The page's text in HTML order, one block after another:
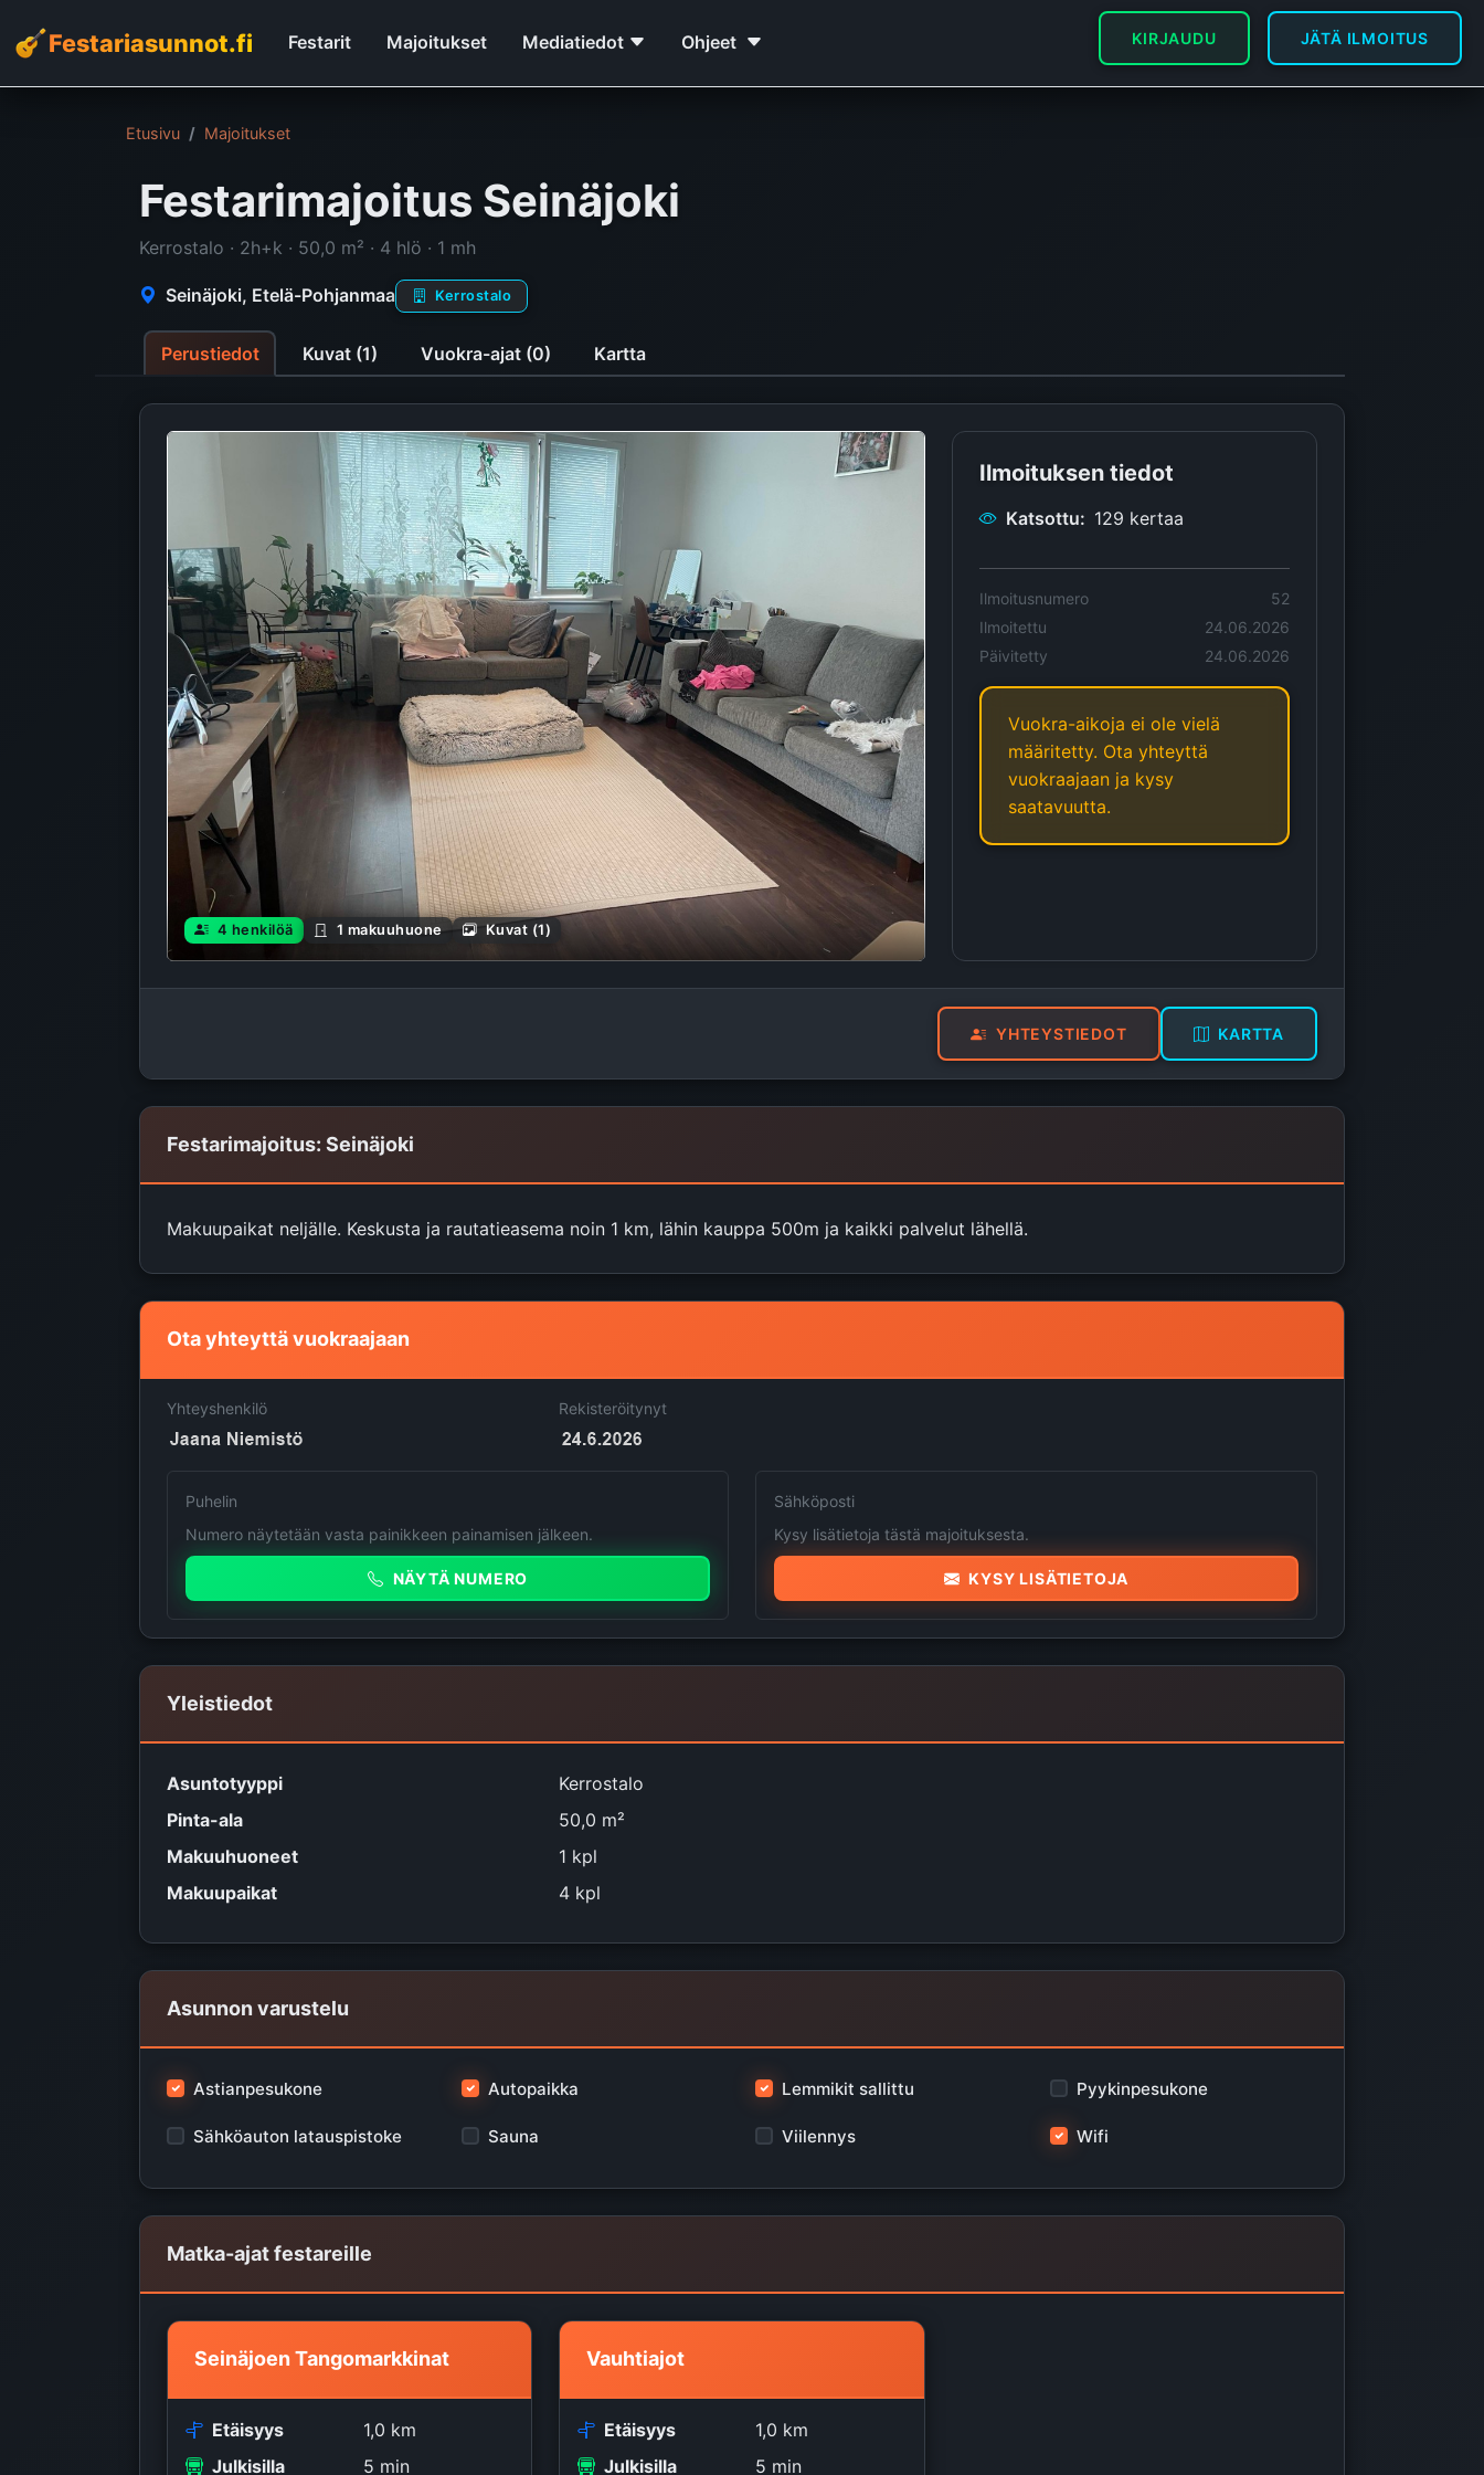
Festariasunnot.fi Festarit Majoitukset Mediatiedot Ohjeet KIRJAUDU JÄTÄ ILMOITUS
Etusivu Majoitukset
Festarimajoitus Seinäjoki
Kerrostalo · 2h+k · 50,0 m² · 4 hlö · 1 mh
Seinäjoki, Etelä-Pohjanmaa Kerrostalo
Perustiedot Kuvat (1) Vuokra-ajat (0) Kartta
4 henkilöä 1 makuuhuone Kuvat (1)
Ilmoituksen tiedot
Katsottu: 129 kertaa
Ilmoitusnumero
52
Ilmoitettu
24.06.2026
Päivitetty
24.06.2026
Vuokra-aikoja ei ole vielä
määritetty. Ota yhteyttä
vuokraajaan ja kysy
saatavuutta.
YHTEYSTIEDOT KARTTA
Festarimajoitus: Seinäjoki
Makuupaikat neljälle. Keskusta ja rautatieasema noin 1 km, lähin kauppa 500m ja kaikki palvelut lähellä.
Ota yhteyttä vuokraajaan
Yhteyshenkilö Rekisteröitynyt
Puhelin
Numero näytetään vasta painikkeen painamisen jälkeen.
NÄYTÄ NUMERO
Sähköposti
Kysy lisätietoja tästä majoituksesta.
KYSY LISÄTIETOJA
Yleistiedot
Asuntotyyppi
Kerrostalo
Pinta-ala
50,0 m²
Makuuhuoneet
1 kpl
Makuupaikat
4 kpl
Asunnon varustelu
Astianpesukone Autopaikka Lemmikit sallittu Pyykinpesukone
Sähköauton latauspistoke Sauna Viilennys Wifi
Matka-ajat festareille
Seinäjoen Tangomarkkinat
Etäisyys
1,0 km
Julkisilla
5 min
Vauhtiajot
Etäisyys
1,0 km
Julkisilla
5 min